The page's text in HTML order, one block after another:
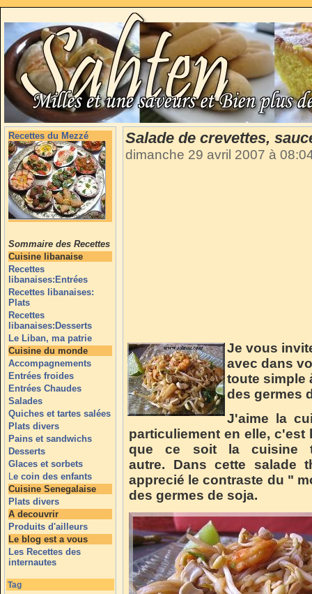
Recettes du Mezzé
Sommaire des Recettes
Cuisine libanaise
Recettes
libanaises:Entrées
Recettes libanaises:
Plats
Recettes
libanaises:Desserts
Le Liban, ma patrie
Cuisine du monde
Accompagnements
Entrées froides
Entrées Chaudes
Salades
Quiches et tartes salées
Plats divers
Pains et sandwichs
Desserts
Glaces et sorbets
Le coin des enfants
Cuisine Senegalaise
Plats divers
A decouvrir
Produits d'ailleurs
Le blog est a vous
Les Recettes des
internautes
Tag
Salade de crevettes,
dimanche 29 avril 2007 à
Je vous
avec dans
toute simple
des germes
J'aime la
particuliement en elle,
que ce soit la cuisine
autre. Dans cette salade
apprecié le contraste du "
des germes de soja.